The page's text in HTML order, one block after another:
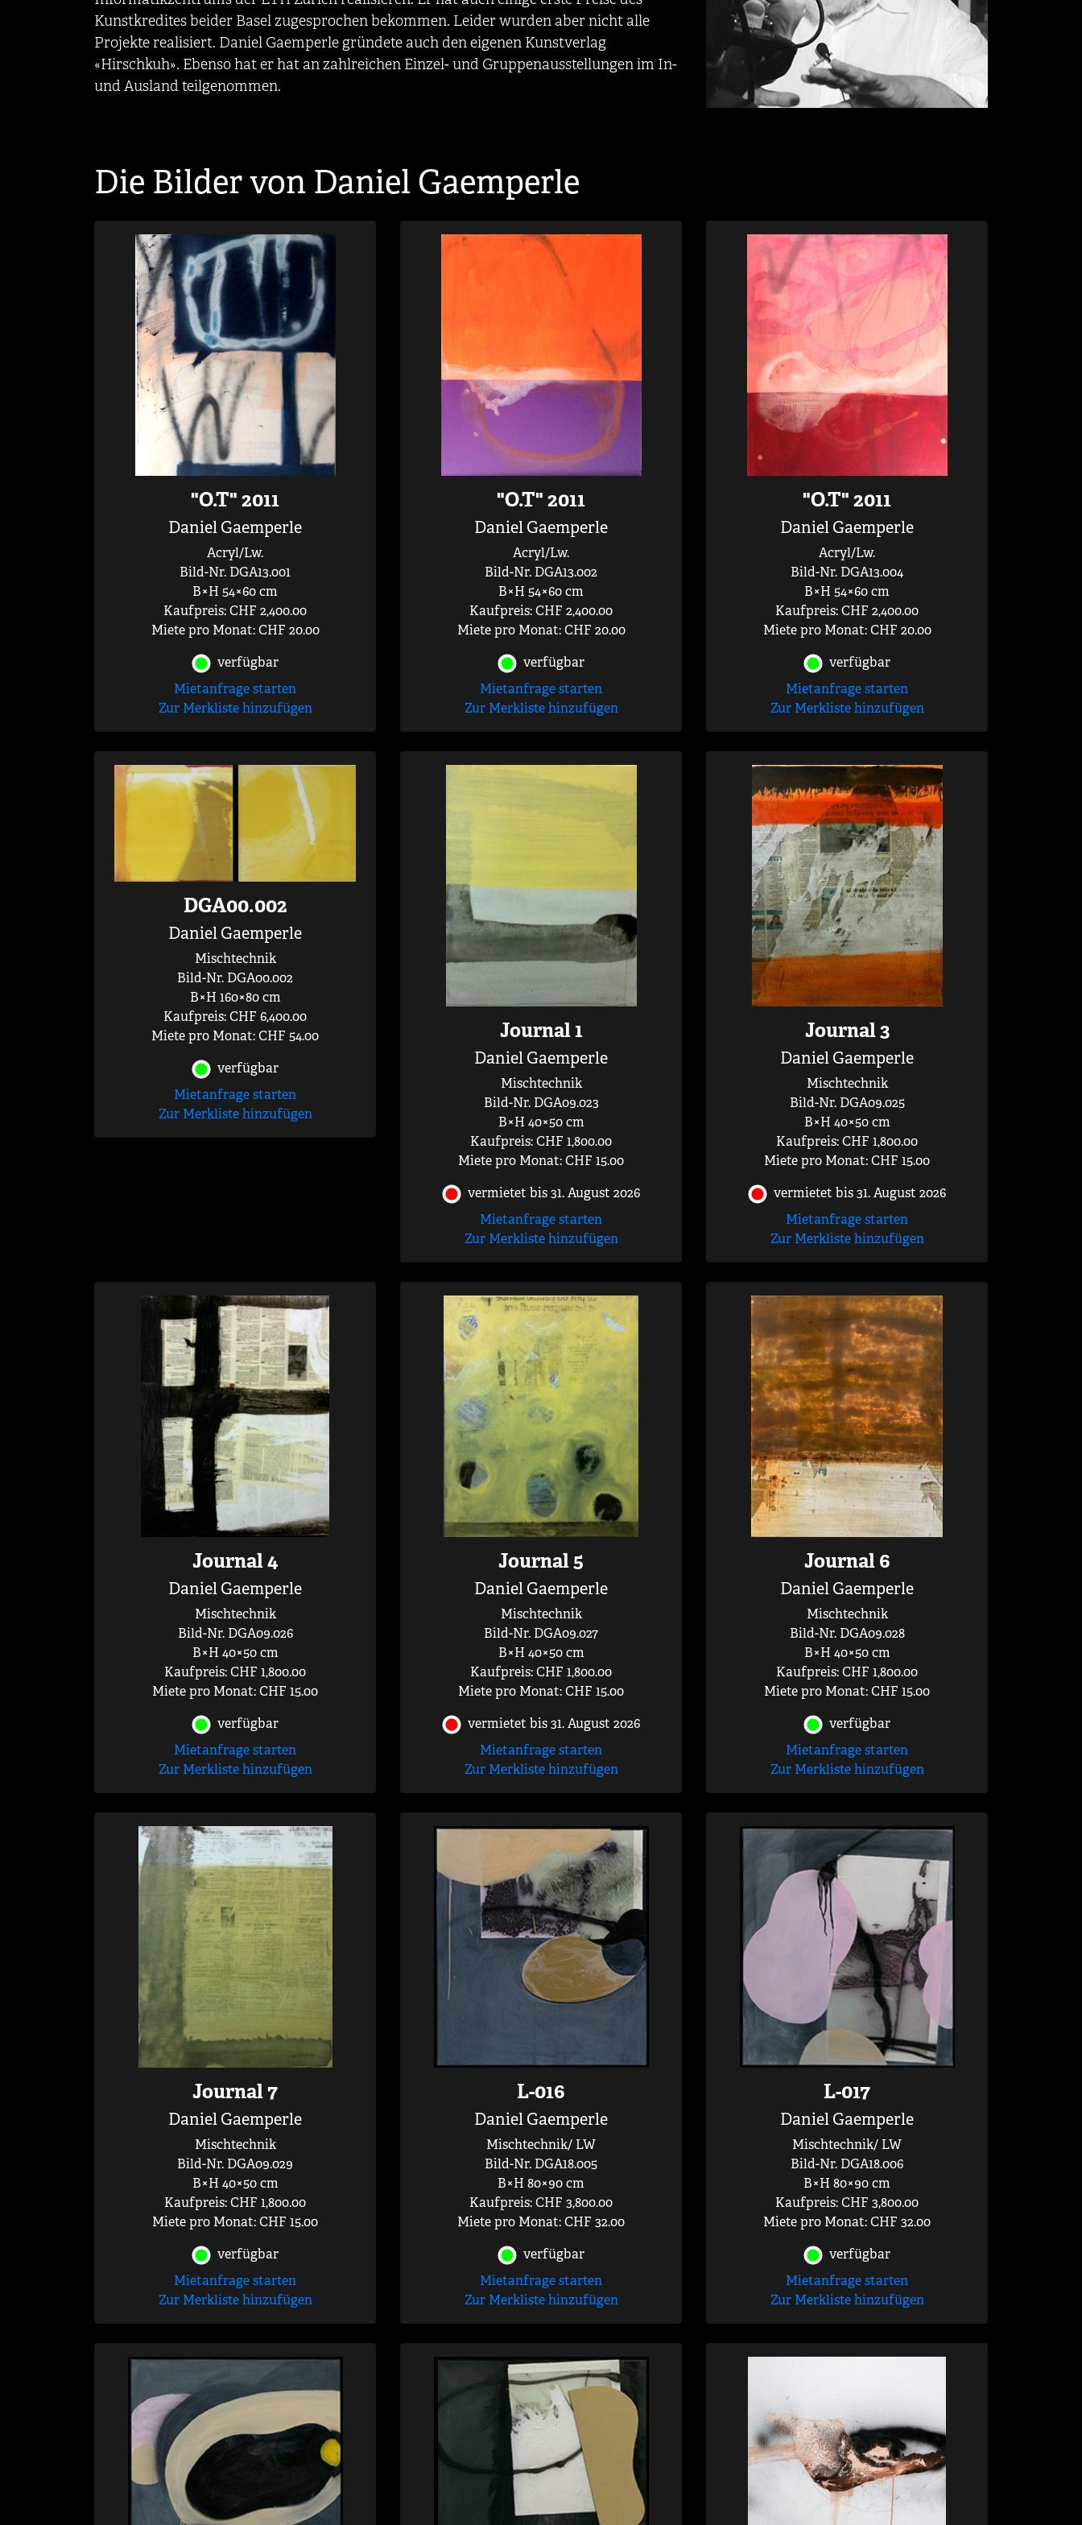
Kunstkredites beider Basel zugesprochen bekommen. Leider wurden aber nicht alle
Projekte realisiert. Daniel Gaemperle gründete auch den eigenen Kunstverlag
«Hirschkuh». Ebenso hat er hat an zahlreichen Einzel- und Gruppenausstellungen im In-
und Ausland teilgenommen.
Die Bilder von Daniel Gaemperle
"O.T" 2011
Daniel Gaemperle
Acryl/Lw.
Bild-Nr. DGA13.001
B×H 54×60 cm
Kaufpreis: CHF 2,400.00
Miete pro Monat: CHF 20.00
verfügbar
Mietanfrage starten
Zur Merkliste hinzufügen
"O.T" 2011
Daniel Gaemperle
Acryl/Lw.
Bild-Nr. DGA13.002
B×H 54×60 cm
Kaufpreis: CHF 2,400.00
Miete pro Monat: CHF 20.00
verfügbar
Mietanfrage starten
Zur Merkliste hinzufügen
"O.T" 2011
Daniel Gaemperle
Acryl/Lw.
Bild-Nr. DGA13.004
B×H 54×60 cm
Kaufpreis: CHF 2,400.00
Miete pro Monat: CHF 20.00
verfügbar
Mietanfrage starten
Zur Merkliste hinzufügen
DGA00.002
Daniel Gaemperle
Mischtechnik
Bild-Nr. DGA00.002
B×H 160×80 cm
Kaufpreis: CHF 6,400.00
Miete pro Monat: CHF 54.00
verfügbar
Mietanfrage starten
Zur Merkliste hinzufügen
Journal 1
Daniel Gaemperle
Mischtechnik
Bild-Nr. DGA09.023
B×H 40×50 cm
Kaufpreis: CHF 1,800.00
Miete pro Monat: CHF 15.00
vermietet bis 31. August 2026
Mietanfrage starten
Zur Merkliste hinzufügen
Journal 3
Daniel Gaemperle
Mischtechnik
Bild-Nr. DGA09.025
B×H 40×50 cm
Kaufpreis: CHF 1,800.00
Miete pro Monat: CHF 15.00
vermietet bis 31. August 2026
Mietanfrage starten
Zur Merkliste hinzufügen
Journal 4
Daniel Gaemperle
Mischtechnik
Bild-Nr. DGA09.026
B×H 40×50 cm
Kaufpreis: CHF 1,800.00
Miete pro Monat: CHF 15.00
verfügbar
Mietanfrage starten
Zur Merkliste hinzufügen
Journal 5
Daniel Gaemperle
Mischtechnik
Bild-Nr. DGA09.027
B×H 40×50 cm
Kaufpreis: CHF 1,800.00
Miete pro Monat: CHF 15.00
vermietet bis 31. August 2026
Mietanfrage starten
Zur Merkliste hinzufügen
Journal 6
Daniel Gaemperle
Mischtechnik
Bild-Nr. DGA09.028
B×H 40×50 cm
Kaufpreis: CHF 1,800.00
Miete pro Monat: CHF 15.00
verfügbar
Mietanfrage starten
Zur Merkliste hinzufügen
Journal 7
Daniel Gaemperle
Mischtechnik
Bild-Nr. DGA09.029
B×H 40×50 cm
Kaufpreis: CHF 1,800.00
Miete pro Monat: CHF 15.00
verfügbar
Mietanfrage starten
Zur Merkliste hinzufügen
L-016
Daniel Gaemperle
Mischtechnik/ LW
Bild-Nr. DGA18.005
B×H 80×90 cm
Kaufpreis: CHF 3,800.00
Miete pro Monat: CHF 32.00
verfügbar
Mietanfrage starten
Zur Merkliste hinzufügen
L-017
Daniel Gaemperle
Mischtechnik/ LW
Bild-Nr. DGA18.006
B×H 80×90 cm
Kaufpreis: CHF 3,800.00
Miete pro Monat: CHF 32.00
verfügbar
Mietanfrage starten
Zur Merkliste hinzufügen